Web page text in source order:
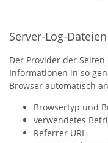
Server-Log-Dateien
Der Provider der
Informationen in so
Browser automatisch
Browsertyp und
verwendetes
Referrer URL